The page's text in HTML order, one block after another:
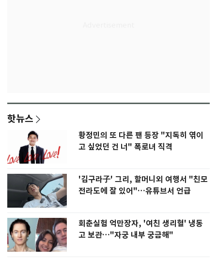
핫뉴스
황정민의 또 다른 팬 등장 "지독히 엮이
고 싶었던 건 너" 폭로녀 직격
'김구라子' 그리, 할머니외 여행서 "친모
전라도에 잘 있어"…유튜브서 언급
회춘실험 억만장자, '여친 생리혈' 냉동
고 보관…"자궁 내부 궁금해"